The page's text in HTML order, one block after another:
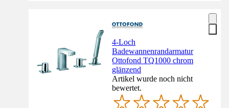
4-Loch
Badewannenrandarmatur
Ottofond TQ1000 chrom
glänzend
Artikel wurde noch nicht
bewertet.